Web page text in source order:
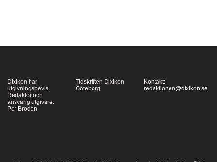
Dixikon har
utgivningsbevis.
Redaktör och
ansvarig utgivare:
Per Brodén
Tidskriften Dixikon
Göteborg
Kontakt:
redaktionen@dixikon.se